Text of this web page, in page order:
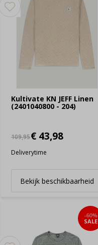
Kultivate KN JEFF Linen
(2401040800 - 204)
109,95€ 43,98
Deliverytime
Bekijk beschikbaarheid
-60%
SALE